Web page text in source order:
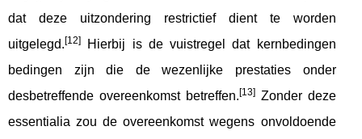
dat deze uitzondering restrictief dient te worden
uitgelegd.[12]
Hierbij is de vuistregel dat kernbedingen
bedingen zijn die de wezenlijke prestaties onder
desbetreffende overeenkomst betreffen.[13]Zonder deze
essentialia zou de overeenkomst wegens onvoldoende